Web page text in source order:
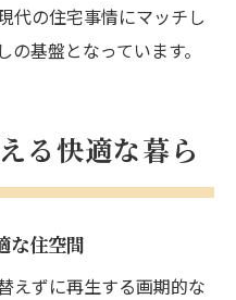
代の住宅事情にマッチし
基盤となっています。
る快適な暮ら
な住空間
えずに再生する画期的な